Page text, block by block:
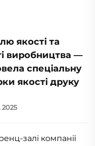
якості та
виробництва —
спеціальну
якості друку
2025
залі компанії